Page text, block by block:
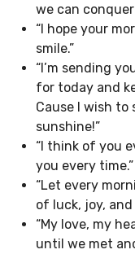
we can
“I hope your
smile.”
“I’m sending
for today and
Cause I wish to
sunshine!”
“I think of you
you every time.”
“Let every
of luck, joy, and
“My love, my
until we met